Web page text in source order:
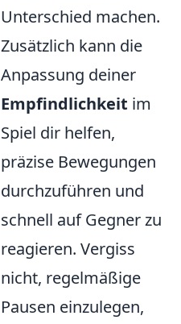
Unterschied machen.
Zusätzlich kann die
Anpassung deiner
Empfindlichkeit im
Spiel dir helfen,
präzise Bewegungen
durchzuführen und
schnell auf Gegner zu
reagieren. Vergiss
nicht, regelmäßige
Pausen einzulegen,